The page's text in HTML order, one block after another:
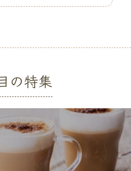
の特集